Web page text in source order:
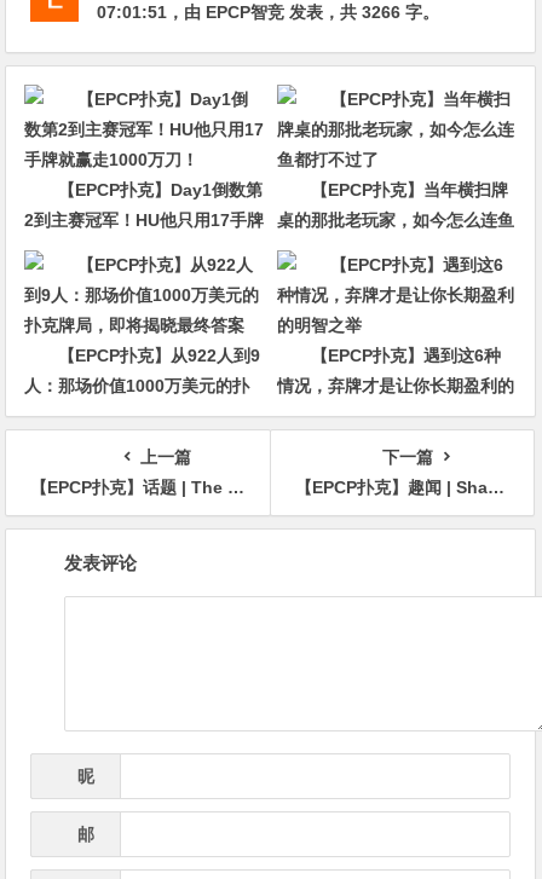
07:01:51 ，由 EPCP智竞 发表，共 3266 字。
【EPCP扑克】Day1倒数第
2到主赛冠军！HU他只用17手牌
就赢走1000万刀！
【EPCP扑克】当年横扫牌
桌的那批老玩家，如今怎么连鱼
都打不过了
【EPCP扑克】从922人到9
人：那场价值1000万美元的扑
克牌局，即将揭晓最终答案
【EPCP扑克】遇到这6种
情况，弃牌才是让你长期盈利的
明智之举
上一篇
【EPCP扑克】话题 | The Big Game：新一季10集将于5月 10日首播
下一篇
【EPCP扑克】趣闻 | Shaun Deeb致年轻的自己：谦虚一点，你真TM糟透了
发表评论
昵
*
邮